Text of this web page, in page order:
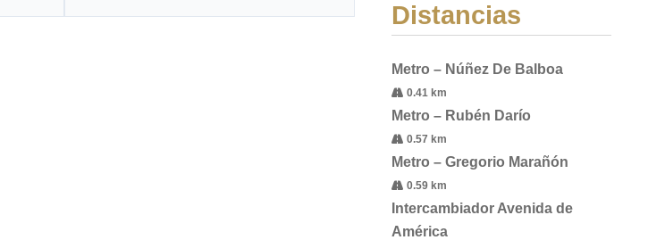
Distancias
Metro – Núñez De Balboa
0.41 km
Metro – Rubén Darío
0.57 km
Metro – Gregorio Marañón
0.59 km
Intercambiador Avenida de
América